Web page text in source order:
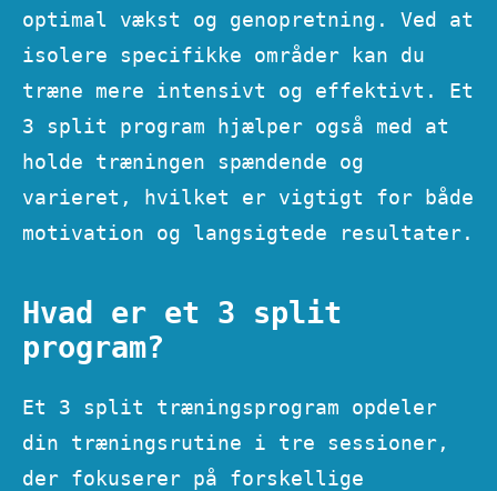
optimal vækst og genopretning. Ved at
isolere specifikke områder kan du
træne mere intensivt og effektivt. Et
3 split program hjælper også med at
holde træningen spændende og
varieret, hvilket er vigtigt for både
motivation og langsigtede resultater.
Hvad er et 3 split
program?
Et 3 split træningsprogram opdeler
din træningsrutine i tre sessioner,
der fokuserer på forskellige